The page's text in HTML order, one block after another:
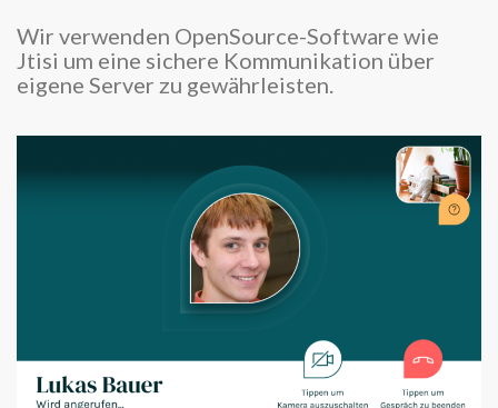
Wir verwenden OpenSource-Software wie
Jtisi um eine sichere Kommunikation über
eigene Server zu gewährleisten.